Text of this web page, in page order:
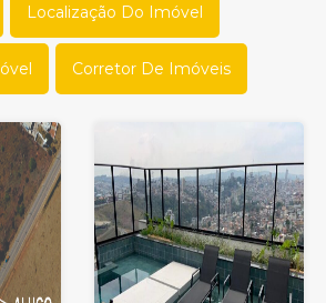
Localização Do Imóvel
Corretor De Imóveis